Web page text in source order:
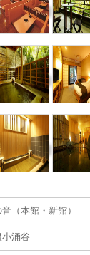
（本館・新館）
小涌谷